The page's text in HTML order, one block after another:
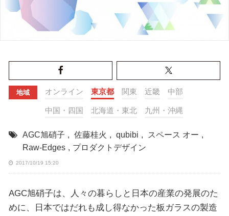
地域 オンライン 東京都 関東 近畿 中部
中国・四国 北海道・東北 九州・沖縄
AGC旭硝子 , 佐藤桂火 , qubibi , スペース オー ,
Raw-Edges , プロダクトデザイン
2017/10/19 15:20
AGC旭硝子は、人々の暮らしと日本の産業の発展のた
めに、日本ではだれも成し得なかった板ガラスの製造